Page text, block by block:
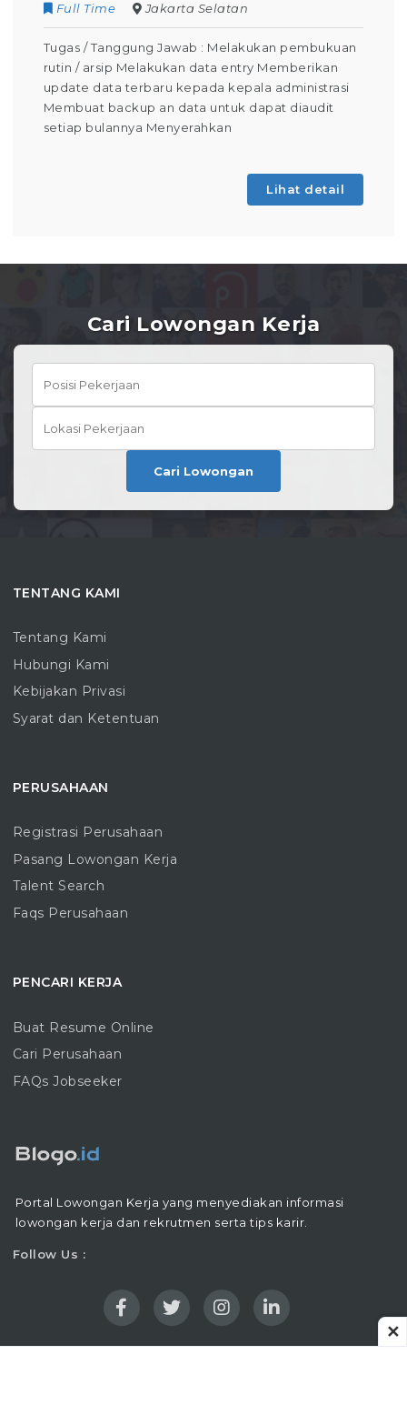
Full Time
Jakarta Selatan
Tugas / Tanggung Jawab : Melakukan pembukuan
rutin / arsip Melakukan data entry Memberikan
update data terbaru kepada kepala administrasi
Membuat backup an data untuk dapat diaudit
setiap bulannya Menyerahkan
Lihat detail
Cari Lowongan Kerja
Cari Lowongan
TENTANG KAMI
Tentang Kami
Hubungi Kami
Kebijakan Privasi
Syarat dan Ketentuan
PERUSAHAAN
Registrasi Perusahaan
Pasang Lowongan Kerja
Talent Search
Faqs Perusahaan
PENCARI KERJA
Buat Resume Online
Cari Perusahaan
FAQs Jobseeker
Portal Lowongan Kerja yang menyediakan informasi
lowongan kerja dan rekrutmen serta tips karir.
Follow Us :
✕